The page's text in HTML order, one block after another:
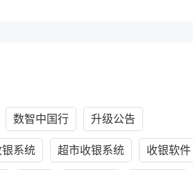
数智中国行 升级公告
系统 超市收银系统 收银软件